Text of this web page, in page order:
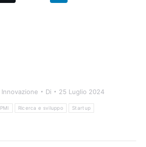
Innovazione Di 25 Luglio 2024
PMI Ricerca e sviluppo Startup